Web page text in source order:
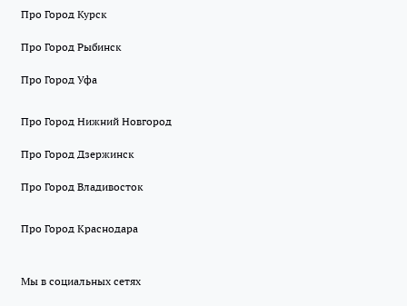
Про Город Курск
Про Город Рыбинск
Про Город Уфа
Про Город Нижний Новгород
Про Город Дзержинск
Про Город Владивосток
Про Город Краснодара
Мы в социальных сетях